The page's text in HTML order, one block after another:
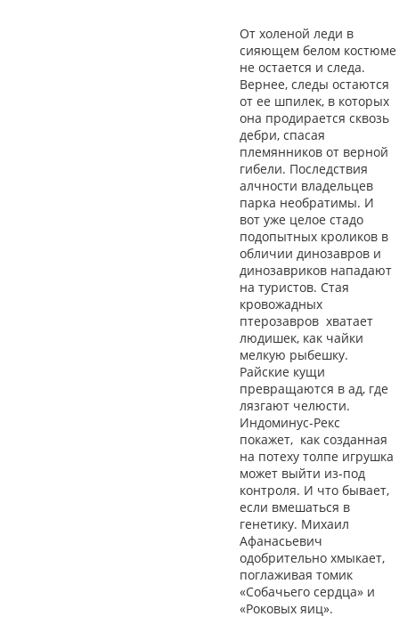
От холеной леди в
сияющем белом костюме
не остается и следа.
Вернее, следы остаются
от ее шпилек, в которых
она продирается сквозь
дебри, спасая
племянников от верной
гибели. Последствия
алчности владельцев
парка необратимы. И
вот уже целое стадо
подопытных кроликов в
обличии динозавров и
динозавриков нападают
на туристов. Стая
кровожадных
птерозавров хватает
людишек, как чайки
мелкую рыбешку.
Райские кущи
превращаются в ад, где
лязгают челюсти.
Индоминус-Рекс
покажет, как созданная
на потеху толпе игрушка
может выйти из-под
контроля. И что бывает,
если вмешаться в
генетику. Михаил
Афанасьевич
одобрительно хмыкает,
поглаживая томик
«Собачьего сердца» и
«Роковых яиц».